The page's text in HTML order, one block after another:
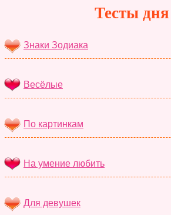
Тесты дня
Знаки Зодиака
Весёлые
По картинкам
На умение любить
Для девушек